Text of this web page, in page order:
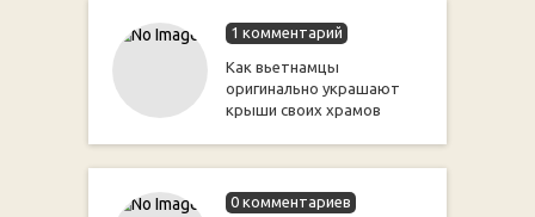
1 комментарий
Как вьетнамцы
оригинально украшают
крыши своих храмов
0 комментариев